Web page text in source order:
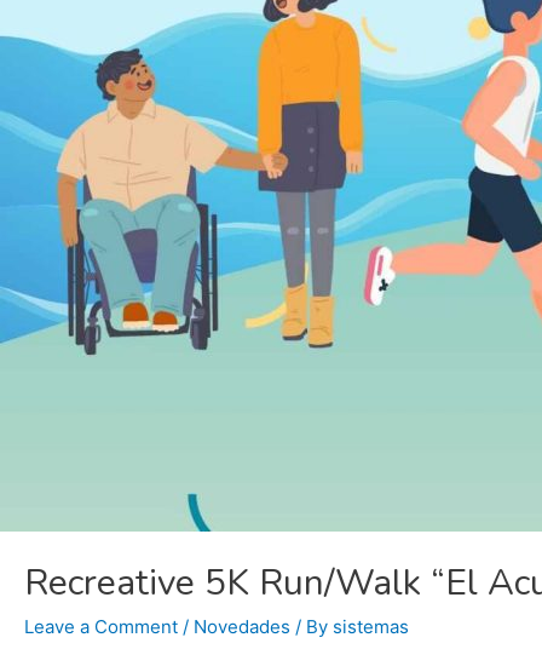
Recreative 5K Run/Walk “El
Leave a Comment / Novedades / By sistemas